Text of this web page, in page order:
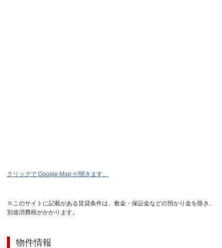
クリックで Google Map が開きます。
※このサイトに記載がある賃貸条件は、敷金・保証金などの預かり金を除き、
別途消費税がかかります。
物件情報